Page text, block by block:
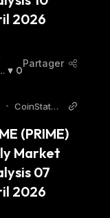
2026
0
Partager
•
CoinStats
(PRIME)
Market
07
2026